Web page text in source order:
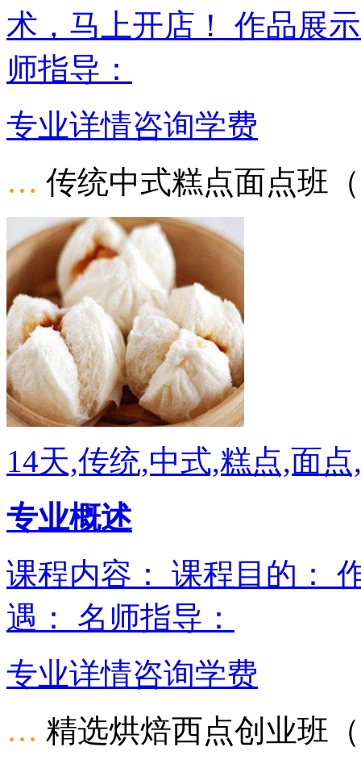
术，马上开店！ 作品展
师指导：
专业详情咨询学费
… 传统中式糕点面点班
14天,传统,中式,糕点,面
专业概述
课程内容： 课程目的：
遇： 名师指导：
专业详情咨询学费
… 精选烘焙西点创业班